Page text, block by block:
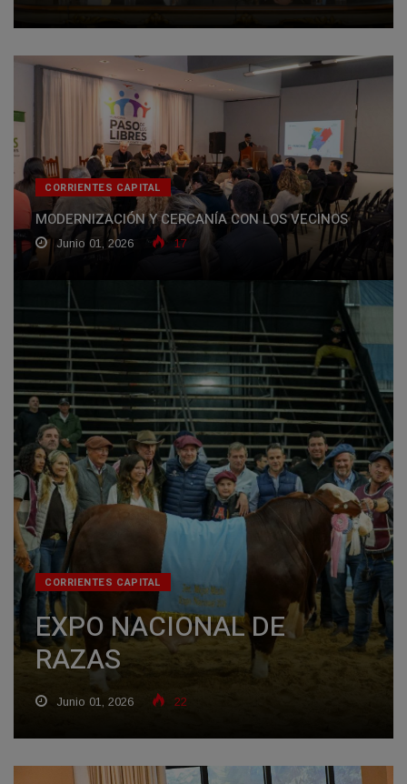
CORRIENTES CAPITAL
MODERNIZACIÓN Y CERCANÍA CON LOS VECINOS
Junio 01, 2026 17
CORRIENTES CAPITAL
EXPO NACIONAL DE
RAZAS
Junio 01, 2026 22